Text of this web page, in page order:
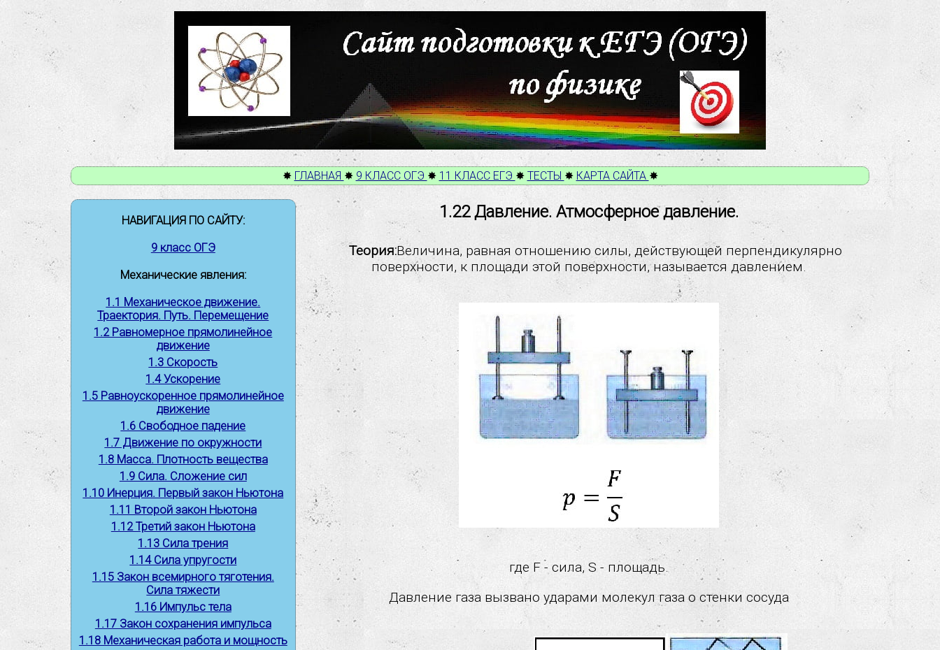
✸ ГЛАВНАЯ ✸ 9 КЛАСС ОГЭ ✸ 11 КЛАСС ЕГЭ ✸ ТЕСТЫ ✸ КАРТА САЙТА ✸
НАВИГАЦИЯ ПО САЙТУ:
9 класс ОГЭ
Механические явления:
1.1 Механическое движение.
Траектория. Путь. Перемещение
1.2 Равномерное прямолинейное
движение
1.3 Скорость
1.4 Ускорение
1.5 Равноускоренное прямолинейное
движение
1.6 Свободное падение
1.7 Движение по окружности
1.8 Масса. Плотность вещества
1.9 Сила. Сложение сил
1.10 Инерция. Первый закон Ньютона
1.11 Второй закон Ньютона
1.12 Третий закон Ньютона
1.13 Сила трения
1.14 Сила упругости
1.15 Закон всемирного тяготения.
Сила тяжести
1.16 Импульс тела
1.17 Закон сохранения импульса
1.18 Механическая работа и мощность
1.22 Давление. Атмосферное давление.
Теория:Величина, равная отношению силы, действующей перпендикулярно
поверхности, к площади этой поверхности, называется давлением.
где F - сила, S - площадь.
Давление газа вызвано ударами молекул газа о стенки сосуда